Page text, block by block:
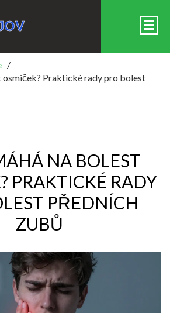
osmiček? Praktické rady pro bolest
NA BOLEST
PRAKTICKÉ RADY
PŘEDNÍCH
ZUBŮ